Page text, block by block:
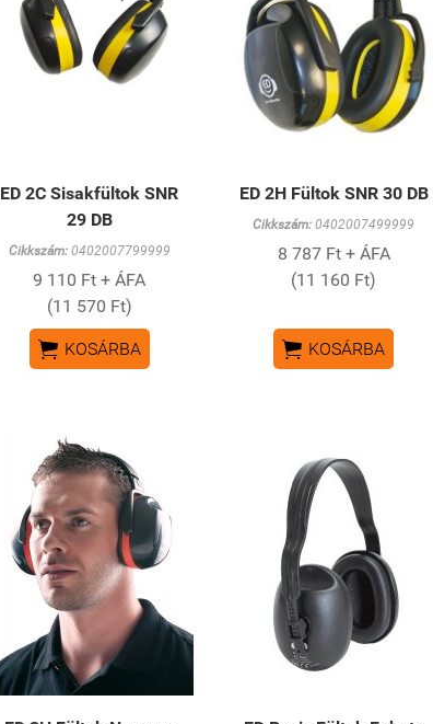
ED 2C Sisakfültok SNR
29 DB
Cikkszám:0402007799999
9 110 Ft + ÁFA
(11 570 Ft)
 KOSÁRBA
ED 2H Fültok SNR 30 DB
Cikkszám: 0402007499999
8 787 Ft + ÁFA
(11 160 Ft)
 KOSÁRBA